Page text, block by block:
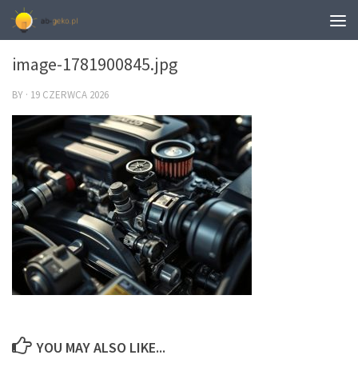
0
image-1781900845.jpg
BY · 19 CZERWCA 2026
YOU MAY ALSO LIKE...